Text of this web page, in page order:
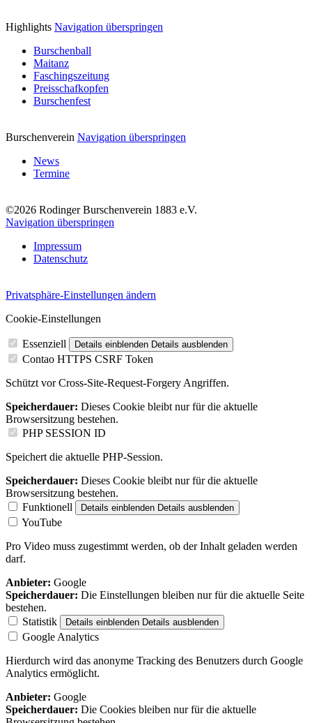
Highlights Navigation überspringen
Burschenball
Maitanz
Faschingszeitung
Preisschafkopfen
Burschenfest
Burschenverein Navigation überspringen
News
Termine
©2026 Rodinger Burschenverein 1883 e.V.
Navigation überspringen
Impressum
Datenschutz
Privatsphäre-Einstellungen ändern
Cookie-Einstellungen
Essenziell Details einblenden Details ausblenden
Contao HTTPS CSRF Token
Schützt vor Cross-Site-Request-Forgery Angriffen.
Speicherdauer: Dieses Cookie bleibt nur für die aktuelle
Browsersitzung bestehen.
PHP SESSION ID
Speichert die aktuelle PHP-Session.
Speicherdauer: Dieses Cookie bleibt nur für die aktuelle
Browsersitzung bestehen.
Funktionell
Details einblenden Details ausblenden
YouTube
Pro Video muss zugestimmt werden, ob der Inhalt geladen werden
darf.
Anbieter: Google
Speicherdauer: Die Einstellungen bleiben nur für die aktuelle Seite
bestehen.
Statistik
Details einblenden Details ausblenden
Google Analytics
Hierdurch wird das anonyme Tracking des Benutzers durch Google
Analytics ermöglicht.
Anbieter: Google
Speicherdauer: Die Cookies bleiben nur für die aktuelle